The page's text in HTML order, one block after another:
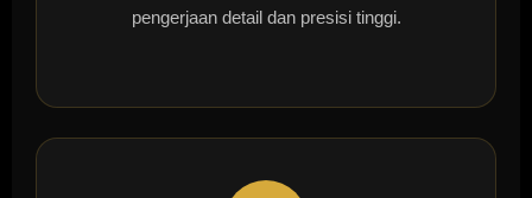
pengerjaan detail dan presisi tinggi.